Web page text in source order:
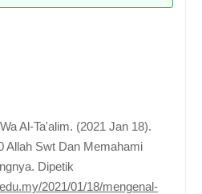
Al-Ta'alim. (2021 Jan 18).
Allah Swt Dan Memahami
Dipetik
2021/01/18/mengenal-